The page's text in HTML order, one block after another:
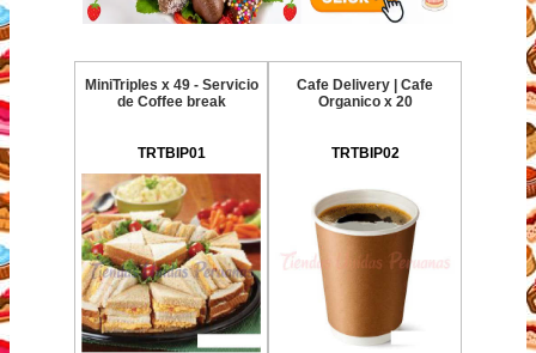
MiniTriples x 49 - Servicio
de Coffee break
TRTBIP01
Cafe Delivery | Cafe
Organico x 20
TRTBIP02